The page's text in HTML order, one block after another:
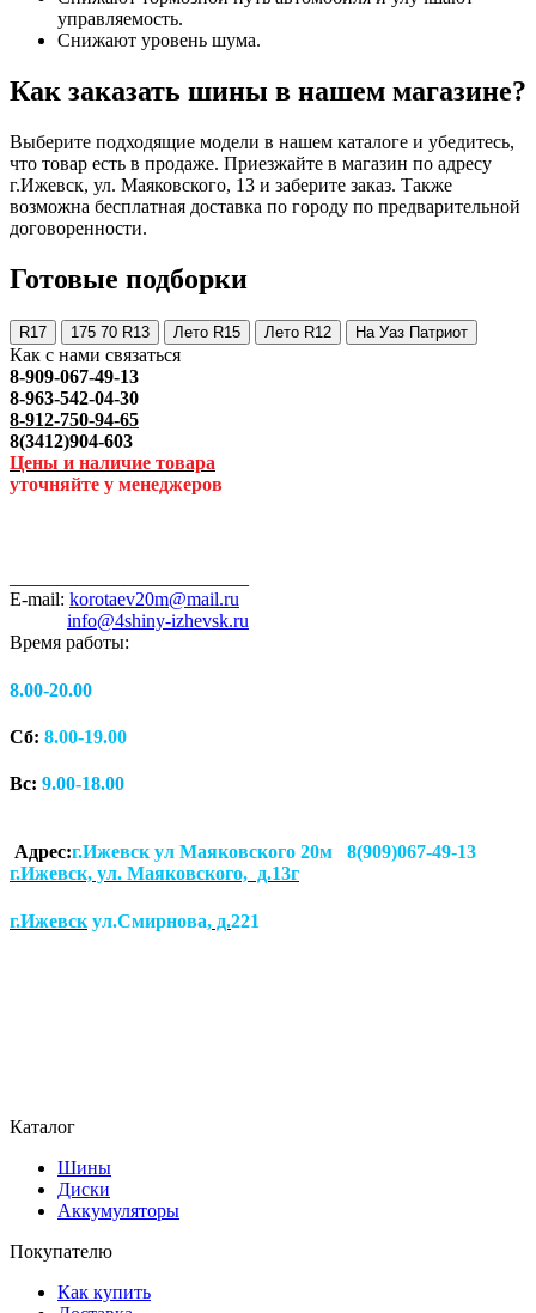
управляемость.
Снижают уровень шума.
Как заказать шины в нашем магазине?
Выберите подходящие модели в нашем каталоге и убедитесь,
что товар есть в продаже. Приезжайте в магазин по адресу
г.Ижевск, ул. Маяковского, 13 и заберите заказ. Также
возможна бесплатная доставка по городу по предварительной
договоренности.
Готовые подборки
R17 175 70 R13 Лето R15 Лето R12 На Уаз Патриот
Как с нами связаться
8-909-067-49-13
8-963-542-04-30
8-912-750-94-65
8(3412)904-603
Цены и наличие товара
уточняйте у менеджеров
E-mail: korotaev20m@mail.ru
info@4shiny-izhevsk.ru
Время работы:
8.00-20.00
Сб: 8.00-19.00
Вс: 9.00-18.00
Адрес:г.Ижевск ул Маяковского 20м 8(909)067-49-13
г.Ижевск, ул. Маяковского, д.13г
г.Ижевск ул.Смирнова, д.221
Каталог
Шины
Диски
Аккумуляторы
Покупателю
Как купить